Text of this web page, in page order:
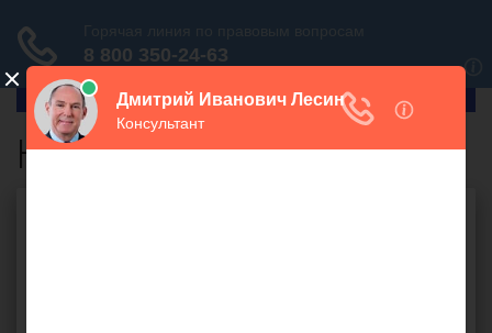
ГлавПрав
Налогоплательщик